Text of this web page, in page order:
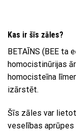
Kas ir šīs zāles?
BETAĪNS (BEE ta
homocistinūrijas
homocisteīna
izārstēt.
Šīs zāles var
veselības